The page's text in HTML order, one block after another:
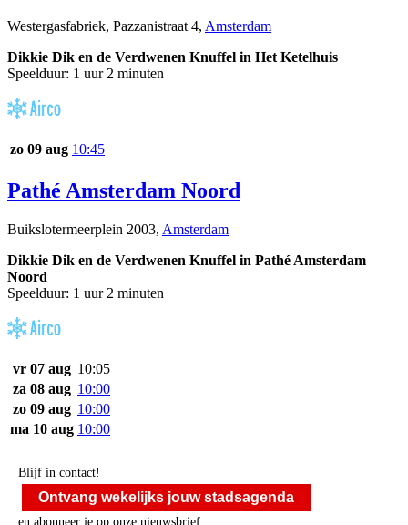
Westergasfabriek, Pazzanistraat 4, Amsterdam
Dikkie Dik en de Verdwenen Knuffel in Het Ketelhuis
Speelduur: 1 uur 2 minuten
zo 09 aug 10:45
Pathé Amsterdam Noord
Buikslotermeerplein 2003, Amsterdam
Dikkie Dik en de Verdwenen Knuffel in Pathé Amsterdam
Noord
Speelduur: 1 uur 2 minuten
vr 07 aug 10:05
za 08 aug 10:00
zo 09 aug 10:00
ma 10 aug 10:00
Blijf in contact!
Ontvang wekelijks jouw stadsagenda
en abonneer je op onze nieuwsbrief.